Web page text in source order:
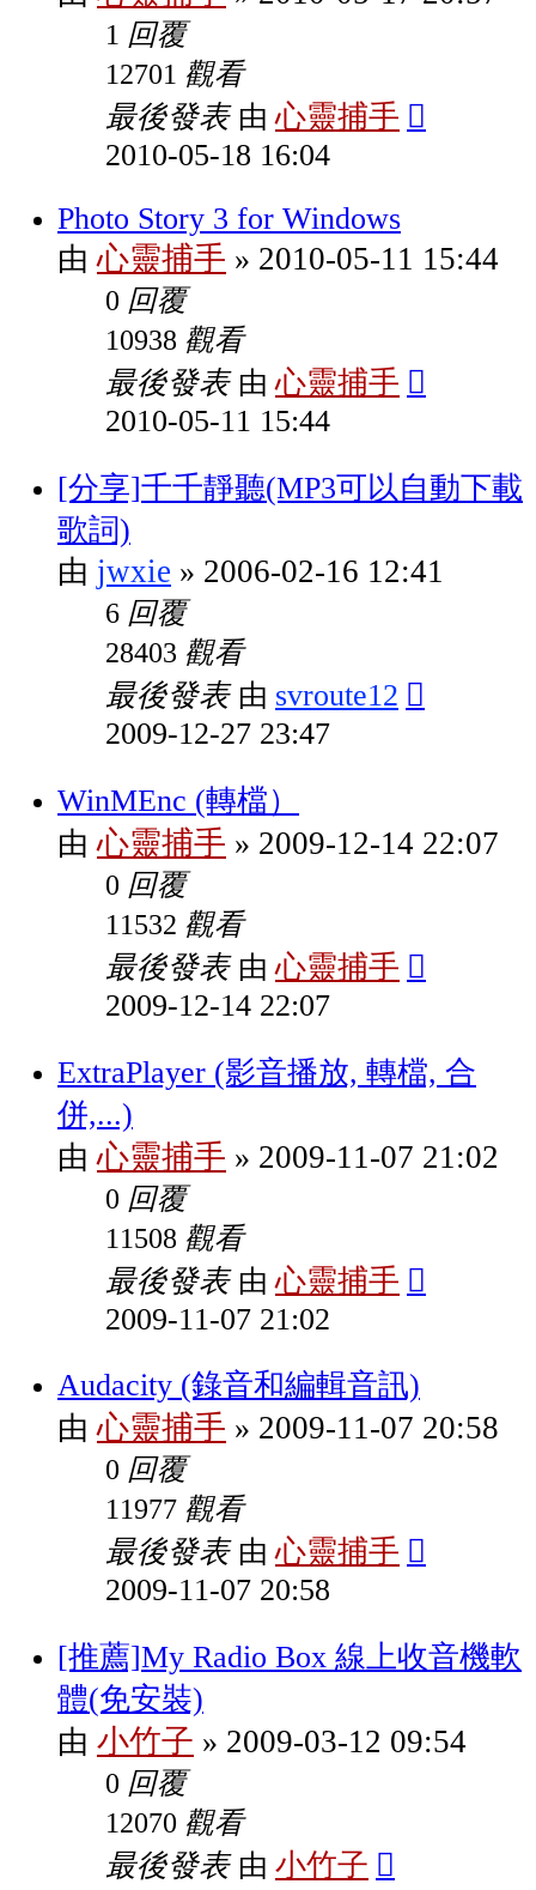
1 回覆
12701 觀看
最後發表 由心靈捕手
2010-05-18 16:04
Photo Story 3 for Windows
由心靈捕手 » 2010-05-11 15:44
0 回覆
10938 觀看
最後發表 由心靈捕手
2010-05-11 15:44
[分享]千千靜聽(MP3可以自動下載
歌詞)
由 jwxie » 2006-02-16 12:41
6 回覆
28403 觀看
最後發表 由 svroute12
2009-12-27 23:47
WinMEnc (轉檔）
由心靈捕手 » 2009-12-14 22:07
0 回覆
11532 觀看
最後發表 由心靈捕手
2009-12-14 22:07
ExtraPlayer (影音播放, 轉檔, 合
併,...)
由心靈捕手 » 2009-11-07 21:02
0 回覆
11508 觀看
最後發表 由心靈捕手
2009-11-07 21:02
Audacity (錄音和編輯音訊)
由心靈捕手 » 2009-11-07 20:58
0 回覆
11977 觀看
最後發表 由心靈捕手
2009-11-07 20:58
[推薦]My Radio Box 線上收音機軟
體(免安裝)
由 小竹子 » 2009-03-12 09:54
0 回覆
12070 觀看
最後發表 由 小竹子